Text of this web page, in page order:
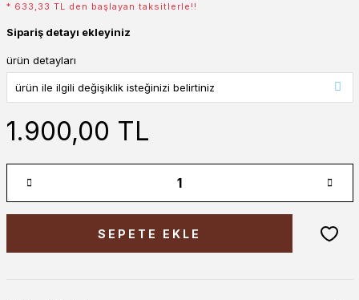
* 633,33 TL den başlayan taksitlerle!!
Sipariş detayı ekleyiniz
ürün detayları
1.900,00 TL
SEPETE EKLE